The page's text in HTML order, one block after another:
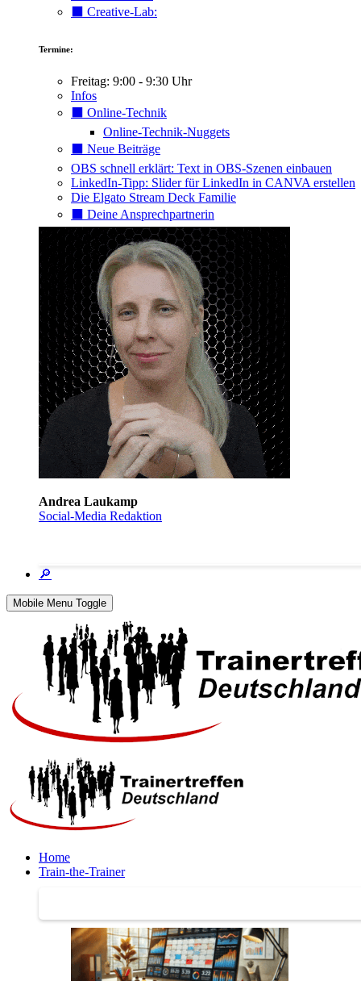
⬛️ Creative-Lab:
Termine:
Freitag: 9:00 - 9:30 Uhr
Infos
⬛️ Online-Technik
Online-Technik-Nuggets
⬛️ Neue Beiträge
OBS schnell erklärt: Text in OBS-Szenen einbauen
LinkedIn-Tipp: Slider für LinkedIn in CANVA erstellen
Die Elgato Stream Deck Familie
⬛️ Deine Ansprechpartnerin
Andrea Laukamp
Social-Media Redaktion
🔎
Mobile Menu Toggle
Home
Train-the-Trainer